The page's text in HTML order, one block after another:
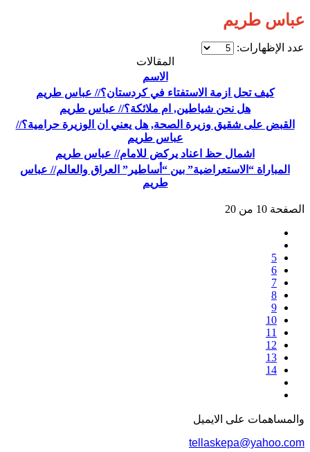
عباس طريم
عدد الإظهارات:
المقالات
الاسم
كيف تحل ازمة الاستفتاء في كردستان؟// عباس طريم
هل نحن شياطين, ام ملائكة؟// عباس طريم
القبض على شقيق وزيرة الصحة, هل يعني ان الوزيرة حرامية؟//
عباس طريم
اشمال حظ اعناد يركض للامام// عباس طريم
المباراة “الاستعراضية” بين “أساطير” العراق والعالم// عباس
طريم
الصفحة 10 من 20
5
6
7
8
9
10
11
12
13
14
والمساهمات علی الایمیل
tellaskepa@yahoo.com